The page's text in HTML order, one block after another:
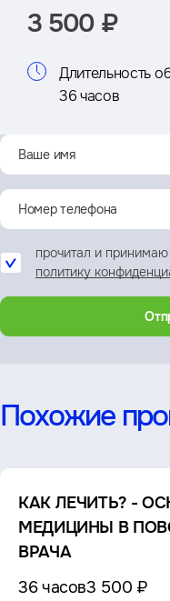
3 500 ₽
Длительность
36 часов
прочитал и принимаю
политику
Похожие
КАК ЛЕЧИТЬ? -
МЕДИЦИНЫ В
ВРАЧА
36 часов3 500 ₽